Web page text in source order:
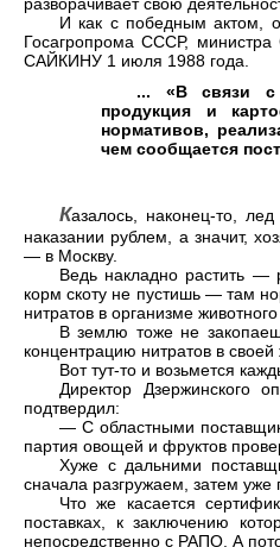
разворачивает свою
И как с победным актом,
Госагропрома СССР,
САЙКИНУ 1 июля 1988 года.
... «В связи с
продукция и
нормативов,
чем сообщается
Казалось, наконец-то,
наказании рублем, а значит,
— в Москву.
Ведь накладно растить —
корм скоту не пустишь — там
нитратов в организме
В землю тоже не
концентрацию нитратов в своей
Вот тут-то и возьмется
Директор Дзержинского
подтвердил:
— С областными
партия овощей и фруктов
Хуже с дальними
сначала разгружаем, затем уже
Что же касается
поставках, к заключению
непосредственно с РАПО. А